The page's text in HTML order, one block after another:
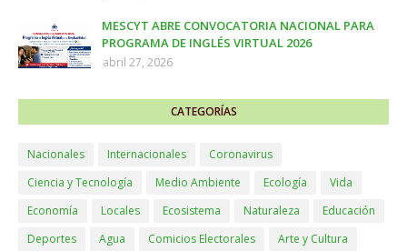
MESCYT ABRE CONVOCATORIA NACIONAL PARA
PROGRAMA DE INGLÉS VIRTUAL 2026
abril 27, 2026
CATEGORÍAS
Nacionales Internacionales
Coronavirus
Ciencia y Tecnología
Medio Ambiente Ecología
Vida
Economía
Locales Ecosistema Naturaleza
Educación
Deportes
Agua Comicios Electorales Arte y Cultura